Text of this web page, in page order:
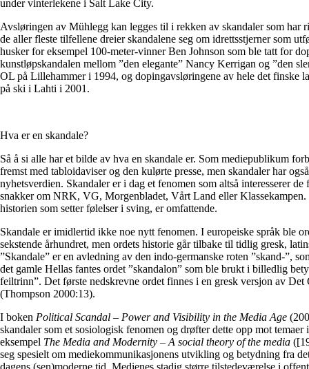
under vinterlekene i Salt Lake City.
Avsløringen av Mühlegg kan legges til i rekken av skandaler som har
de aller fleste tilfellene dreier skandalene seg om idrettsstjerner som
husker for eksempel 100-meter-vinner Ben Johnson som ble tatt for
kunstløpskandalen mellom ”den elegante” Nancy Kerrigan og ”den
OL på Lillehammer i 1994, og dopingavsløringene av hele det finske
på ski i Lahti i 2001.
Hva er en skandale?
Så å si alle har et bilde av hva en skandale er. Som mediepublikum
fremst med tabloidaviser og den kulørte presse, men skandaler har
nyhetsverdien. Skandaler er i dag et fenomen som altså interesserer
snakker om NRK, VG, Morgenbladet, Vårt Land eller Klassekampen.
historien som setter følelser i sving, er omfattende.
Skandale er imidlertid ikke noe nytt fenomen. I europeiske språk ble
sekstende århundret, men ordets historie går tilbake til tidlig gresk,
”Skandale” er en avledning av den indo-germanske roten ”skand-”,
det gamle Hellas fantes ordet ”skandalon” som ble brukt i billedlig
feiltrinn”. Det første nedskrevne ordet finnes i en gresk versjon av Det
(Thompson 2000:13).
I boken Political Scandal – Power and Visibility in the Media Age
skandaler som et sosiologisk fenomen og drøfter dette opp mot
eksempel The Media and Modernity – A social theory of the media
seg spesielt om mediekommunikasjonens utvikling og betydning fra
dagens (sen)moderne tid. Medienes stadig større tilstedeværelse i